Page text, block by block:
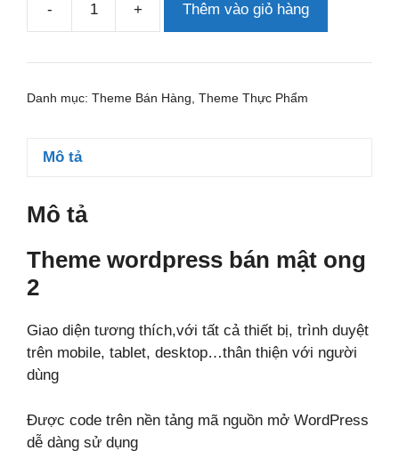
-
Theme
bán
+ Thêm vào giỏ hàng
Danh mục: Theme Bán Hàng Theme Thực Phẩm
Mô tả
Mô tả
Theme wordpress bán mật ong
2
Giao diện tương thích,với tất cả thiết bị, trình duyệt
trên mobile, tablet, desktop…thân thiện với người
dùng
Được code trên nền tảng mã nguồn mở WordPress
dễ dàng sử dụng